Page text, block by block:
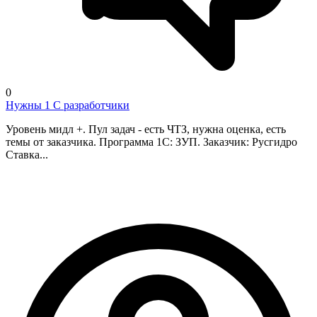
0
Нужны 1 С разработчики
Уровень мидл +. Пул задач - есть ЧТЗ, нужна оценка, есть
темы от заказчика. Программа 1С: ЗУП. Заказчик: Русгидро
Ставка...